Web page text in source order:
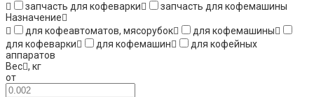
запчасть для кофеварки
запчасть для кофемашины
Назначение
для кофеавтоматов, мясорубок
для кофемашины
для кофеварки
для кофемашин
для кофейных
аппаратов
Вес , кг
от